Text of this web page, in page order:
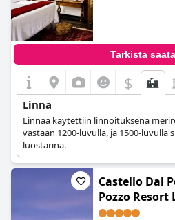
Tarkista
$
Linna
Linnaa käytettiin linnoituksena
vastaan 1200-luvulla, ja 1500-luvulla
luostarina.
Castello Dal
Pozzo Resort
Preferred